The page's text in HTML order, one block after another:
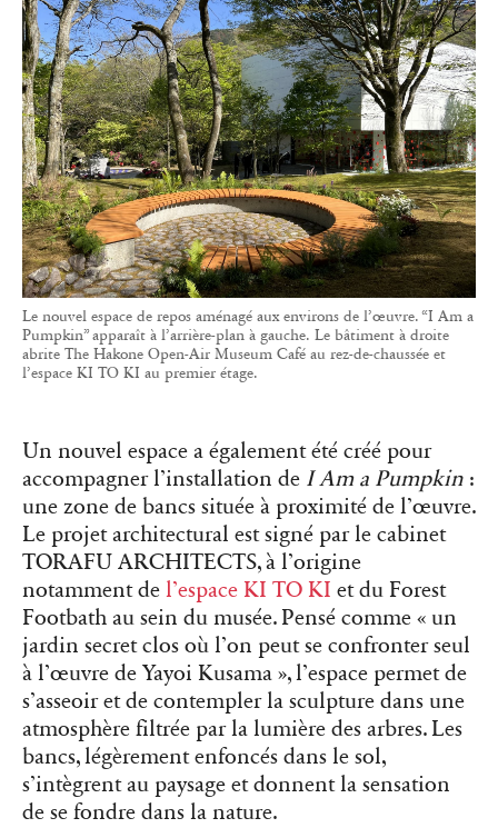
Le nouvel espace de repos aménagé aux environs de l’œuvre. “I Am a
Pumpkin” apparaît à l’arrière-plan à gauche. Le bâtiment à droite
abrite The Hakone Open-Air Museum Café au rez-de-chaussée et
l’espace KI TO KI au premier étage.
Un nouvel espace a également été créé pour
accompagner l’installation de I Am a Pumpkin :
une zone de bancs située à proximité de l’œuvre.
Le projet architectural est signé par le cabinet
TORAFU ARCHITECTS, à l’origine
notamment de l’espace KI TO KI et du Forest
Footbath au sein du musée. Pensé comme « un
jardin secret clos où l’on peut se confronter seul
à l’œuvre de Yayoi Kusama », l’espace permet de
s’asseoir et de contempler la sculpture dans une
atmosphère filtrée par la lumière des arbres. Les
bancs, légèrement enfoncés dans le sol,
s’intègrent au paysage et donnent la sensation
de se fondre dans la nature.